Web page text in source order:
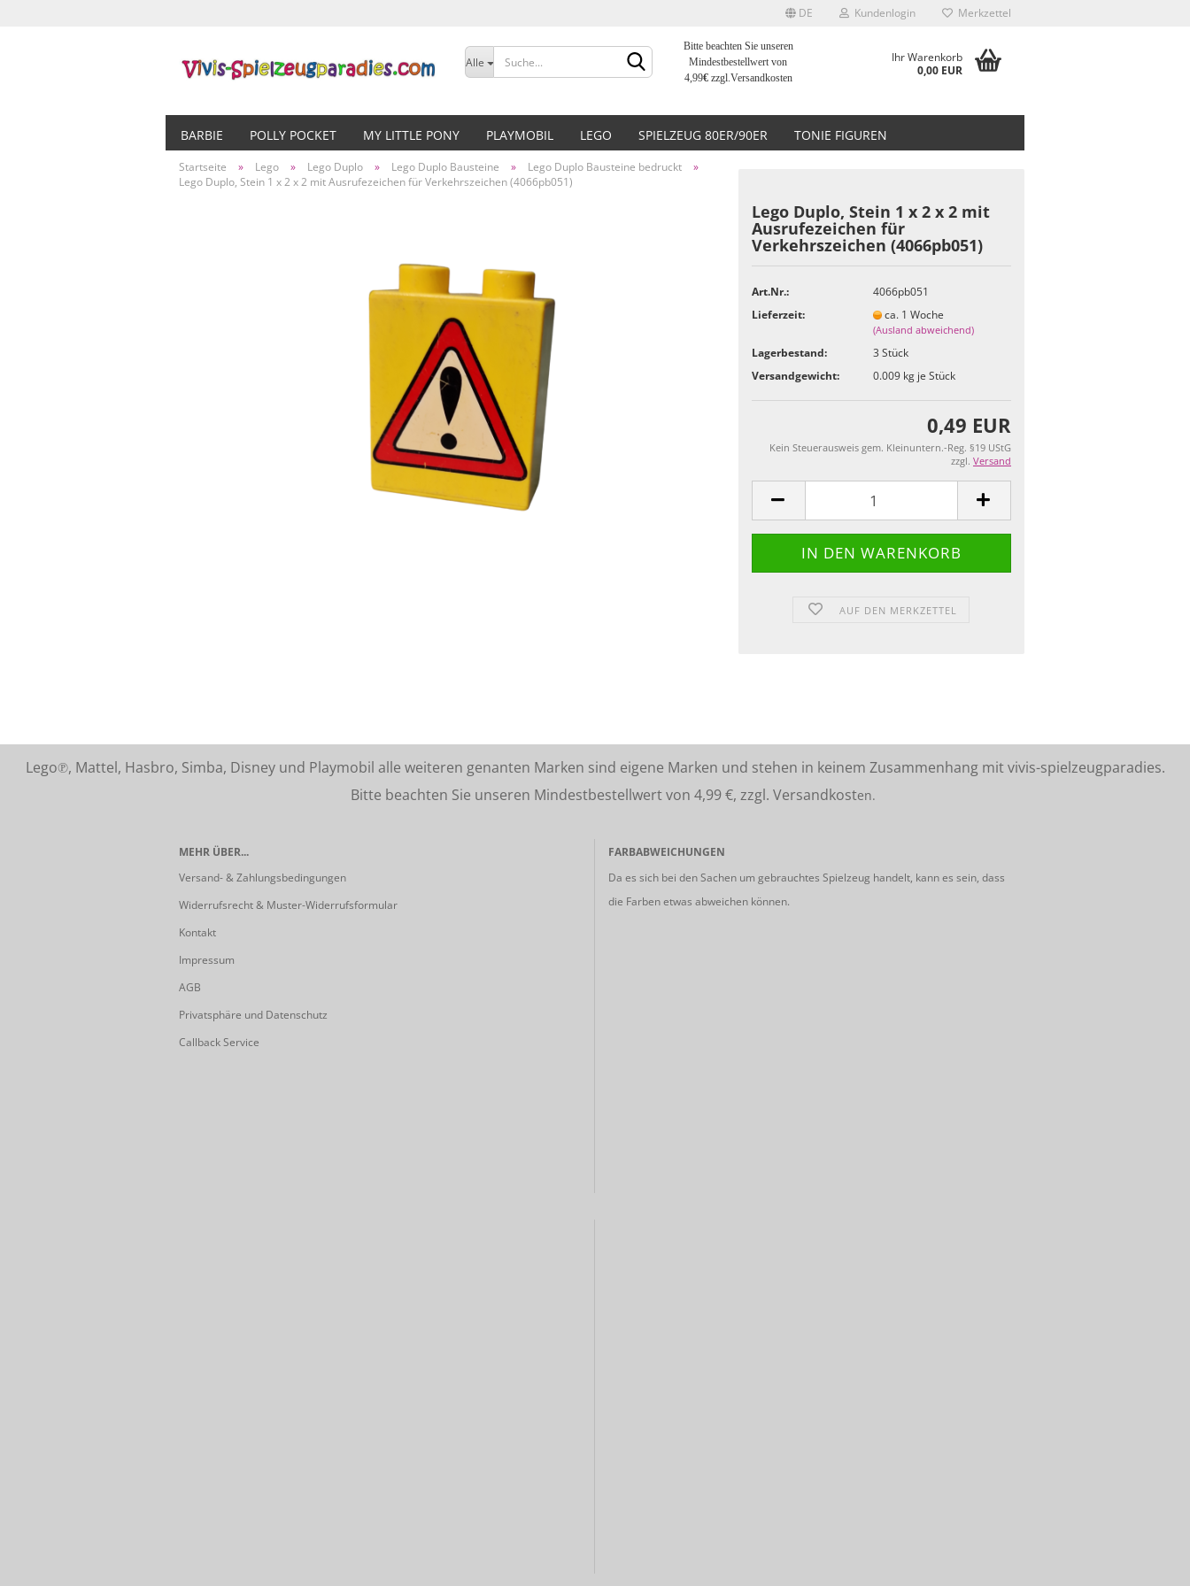
DE
Sprache auswählen
Lieferland
Kundenlogin Merkzettel
Alle
Bitte beachten Sie unseren
Mindestbestellwert von
4,99€zzgl.Versandkosten
Ihr Warenkorb
0,00 EUR
BARBIE POLLY POCKET MY LITTLE PONY PLAYMOBIL LEGO SPIELZEUG 80ER/90ER TONIE FIGUREN
Startseite » Lego » Lego Duplo » Lego Duplo Bausteine » Lego Duplo Bausteine bedruckt
»
Lego Duplo, Stein 1 x 2 x 2 mit Ausrufezeichen für Verkehrszeichen (4066pb051)
Lego Duplo, Stein 1 x 2 x 2 mit
Ausrufezeichen für
Verkehrszeichen (4066pb051)
Art.Nr.:
4066pb051
Lieferzeit:
ca. 1 Woche
(Ausland abweichend)
Lagerbestand: 3 Stück
Versandgewicht:
0.009kg je Stück
0,49 EUR
Kein Steuerausweis gem. Kleinuntern.-Reg. §19 UStG
zzgl. Versand
AUF DEN MERKZETTEL
Lego℗, Mattel, Hasbro, Simba, Disney und Playmobil alle weiteren genanten Marken sind eigene Marken und stehen in keinem Zusammenhang mit vivis-spielzeugparadies.
Bitte beachten Sie unseren Mindestbestellwert von 4,99 €, zzgl. Versandkosten.
MEHR ÜBER...
Versand- & Zahlungsbedingungen
Widerrufsrecht & Muster-Widerrufsformular
Kontakt
Impressum
AGB
Privatsphäre und Datenschutz
Callback Service
FARBABWEICHUNGEN
Da es sich bei den Sachen um gebrauchtes Spielzeug handelt, kann es sein, dass
die Farben etwas abweichen können.